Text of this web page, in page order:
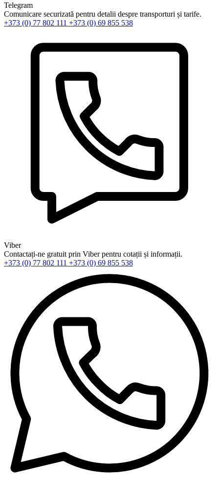
Telegram
Comunicare securizată pentru detalii despre transporturi și tarife.
+373 (0) 77 802 111 +373 (0) 69 855 538
Viber
Contactați-ne gratuit prin Viber pentru cotații și informații.
+373 (0) 77 802 111 +373 (0) 69 855 538